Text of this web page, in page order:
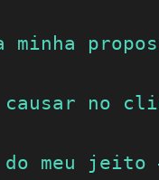
minha
no
meu jeito —